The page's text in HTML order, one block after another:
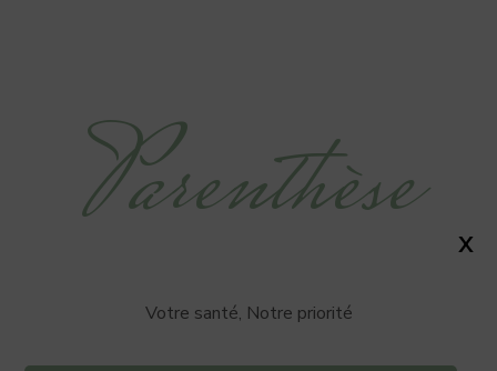
Parenthèse
Votre santé, Notre priorité
X